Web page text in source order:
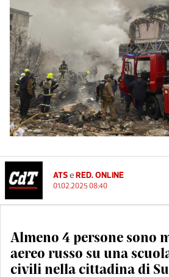
ATSeRED. ONLINE
01.02.2025 08:40
Almeno 4 persone sono
aereo russo su una
civili nella cittadina di